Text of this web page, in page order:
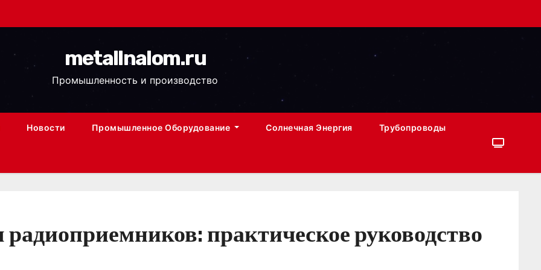
metallnalom.ru
Промышленность и производство
Новости Промышленное Оборудование Солнечная Энергия Трубопроводы
практическое руководство